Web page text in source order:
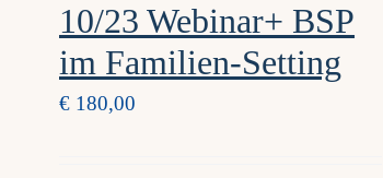
10/23 Webinar+ BSP
im Familien-Setting
€ 180,00